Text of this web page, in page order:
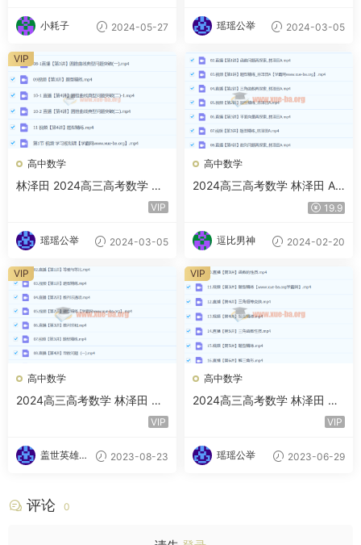
小耗子 2024-05-27 瑶瑶公举 2024-03-05
高中数学
林泽田 2024高三高考数学 二
轮精讲A班春季班 百度云网盘
VIP
瑶瑶公举 2024-03-05
VIP
高中数学
2024高三高考数学 林泽田 A
班寒假班 百度云网盘下载 19.9
逗比男神 2024-02-20
高中数学
2024高三高考数学 林泽田 一
VIP
盖世英雄的
2023-08-23
VIP
高中数学
2024高三高考数学 林泽田 一
VIP
瑶瑶公举 2023-06-29
VIP
评论 0